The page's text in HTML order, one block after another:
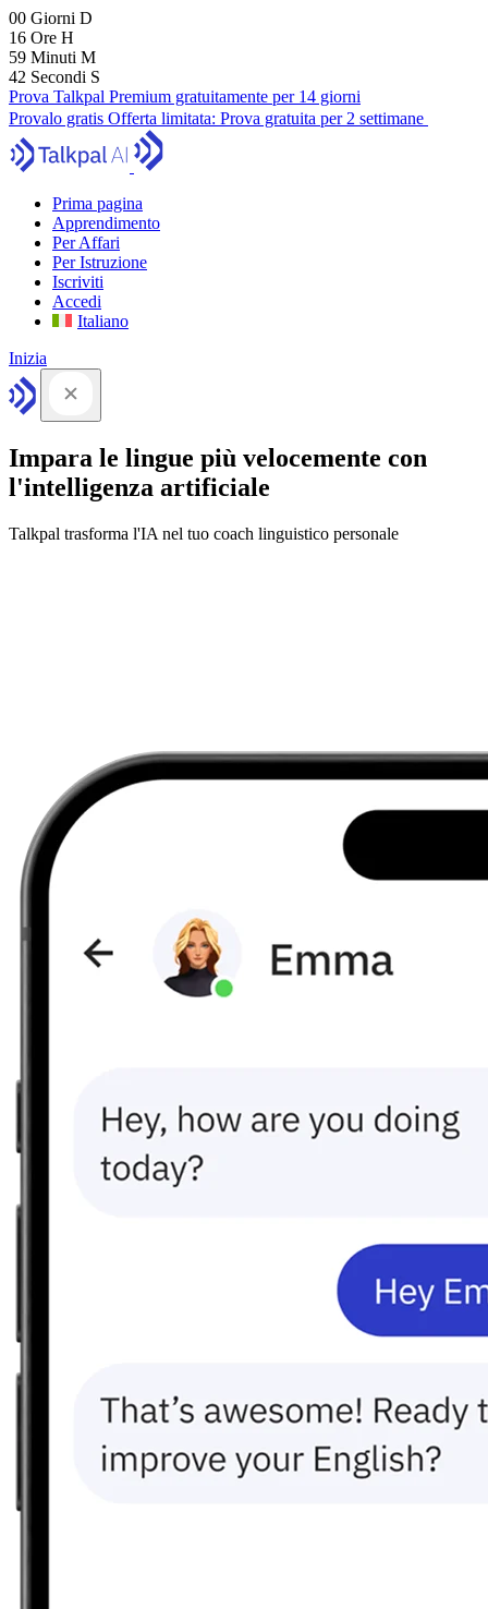
00 Giorni D
16 Ore H
59 Minuti M
41 Secondi S
Prova Talkpal Premium gratuitamente per 14 giorni
Provalo gratis Offerta limitata: Prova gratuita per 2 settimane
Prima pagina
Apprendimento
Per Affari
Per Istruzione
Iscriviti
Accedi
Italiano
Inizia
Impara le lingue più velocemente con
l'intelligenza artificiale
Talkpal trasforma l'IA nel tuo coach linguistico personale